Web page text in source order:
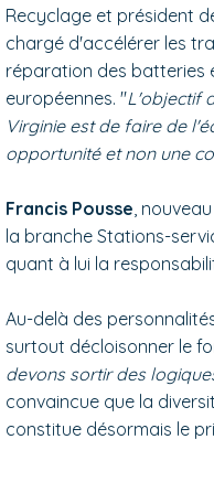
Recyclage et président
chargé d'accélérer les
réparation des batteries
européennes. "L'objectif
Virginie est de faire de
opportunité et non une
Francis Pousse ,
la branche Stations-
quant à lui la
Au-delà des
surtout décloisonner le
devons sortir des
convaincue que la
constitue désormais le